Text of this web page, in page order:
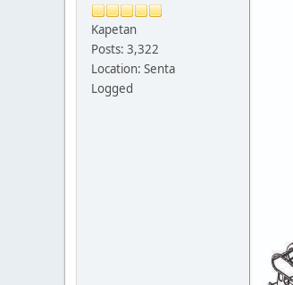
Kapetan
Posts: 3,322
Location: Senta
Logged